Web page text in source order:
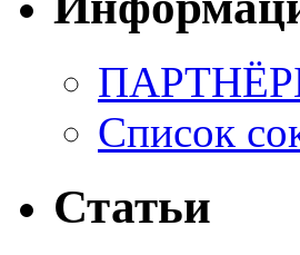
Список
Статьи